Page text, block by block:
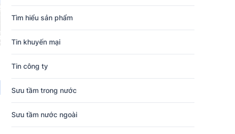
Tìm hiểu sản phẩm
Tin khuyến mại
Tin công ty
Sưu tầm trong nước
Sưu tầm nước ngoài